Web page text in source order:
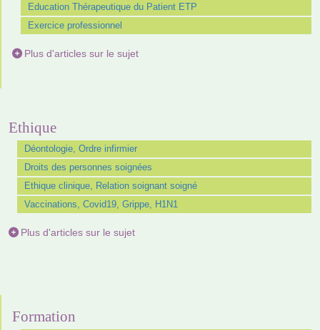
Education Thérapeutique du Patient ETP
Exercice professionnel
Plus d'articles sur le sujet
Ethique
Déontologie, Ordre infirmier
Droits des personnes soignées
Ethique clinique, Relation soignant soigné
Vaccinations, Covid19, Grippe, H1N1
Plus d'articles sur le sujet
Formation